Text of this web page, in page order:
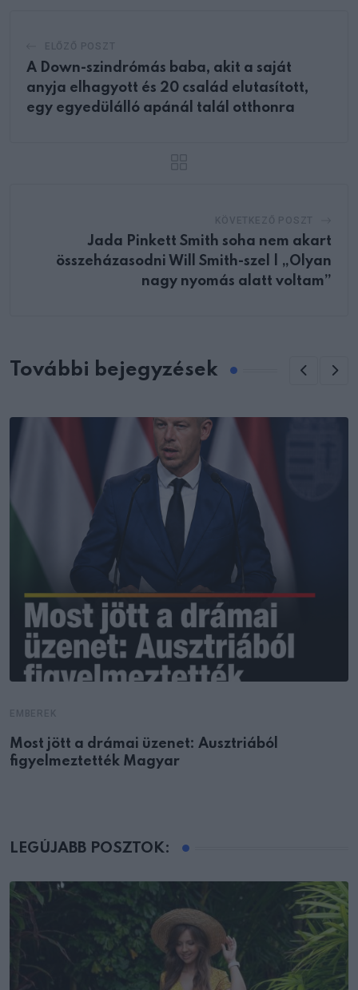
A Down-szindrómás baba, akit a saját
anyja elhagyott és 20 család elutasított,
egy egyedülálló apánál talál otthonra
Jada Pinkett Smith soha nem akart
összeházasodni Will Smith-szel | „Olyan
nagy nyomás alatt voltam”
További bejegyzések
Most jött a drámai üzenet: Ausztriából
figyelmeztették Magyar
LEGÚJABB POSZTOK: